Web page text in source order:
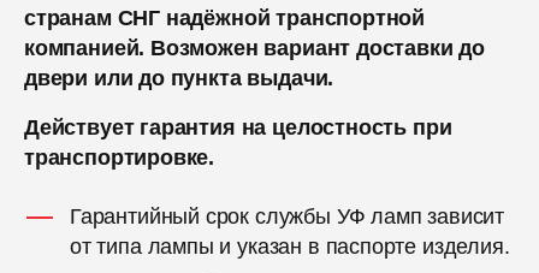
странам СНГ надёжной транспортной
компанией. Возможен вариант доставки до
двери или до пункта выдачи.
Действует гарантия на целостность при
транспортировке.
Гарантийный срок службы УФ ламп зависит
от типа лампы и указан в паспорте изделия.